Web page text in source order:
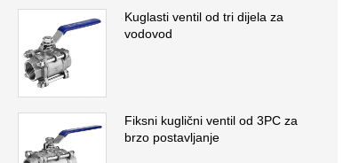
Kuglasti ventil od tri dijela za
vodovod
Fiksni kuglični ventil od 3PC za
brzo postavljanje